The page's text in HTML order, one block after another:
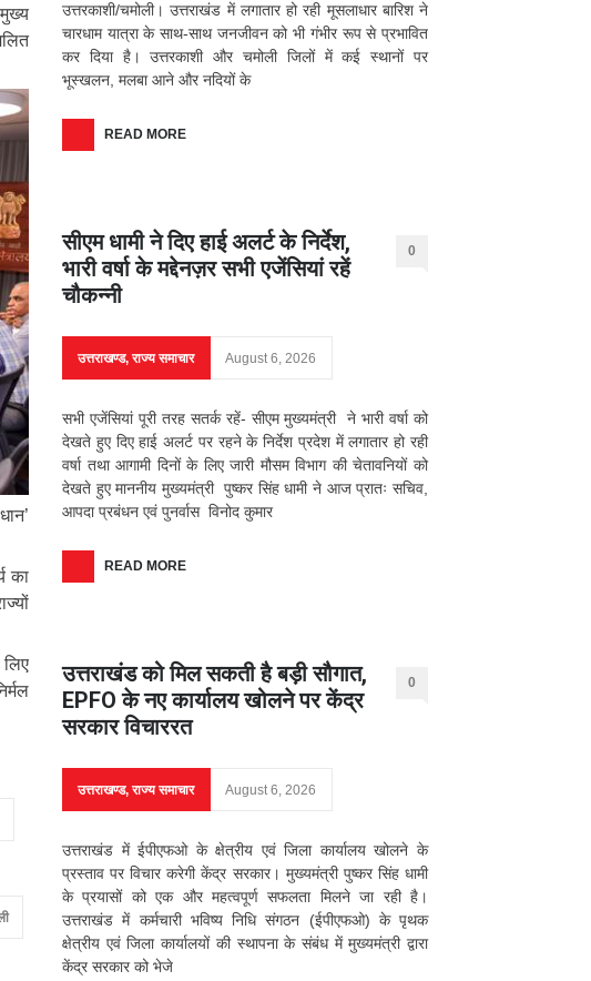
का
उत्तरकाशी/चमोली। उत्तराखंड में लगातार हो रही मूसलाधार बारिश ने
चारधाम यात्रा के साथ-साथ जनजीवन को भी गंभीर रूप से प्रभावित
कर दिया है। उत्तरकाशी और चमोली जिलों में कई स्थानों पर
भूस्खलन, मलबा आने और नदियों के
READ MORE
सीएम धामी ने दिए हाई अलर्ट के निर्देश,
भारी वर्षा के मद्देनज़र सभी एजेंसियां रहें
चौकन्नी
0
उत्तराखण्ड,राज्य समाचार August 6, 2026
सभी एजेंसियां पूरी तरह सतर्क रहें- सीएम मुख्यमंत्री ने भारी वर्षा को
देखते हुए दिए हाई अलर्ट पर रहने के निर्देश प्रदेश में लगातार हो रही
वर्षा तथा आगामी दिनों के लिए जारी मौसम विभाग की चेतावनियों को
देखते हुए माननीय मुख्यमंत्री पुष्कर सिंह धामी ने आज प्रातः सचिव,
आपदा प्रबंधन एवं पुनर्वास विनोद कुमार
READ MORE
उत्तराखंड को मिल सकती है बड़ी सौगात,
EPFO के नए कार्यालय खोलने पर केंद्र
सरकार विचाररत
0
उत्तराखण्ड,राज्य समाचार August 6, 2026
उत्तराखंड में ईपीएफओ के क्षेत्रीय एवं जिला कार्यालय खोलने के
प्रस्ताव पर विचार करेगी केंद्र सरकार। मुख्यमंत्री पुष्कर सिंह धामी
के प्रयासों को एक और महत्वपूर्ण सफलता मिलने जा रही है।
उत्तराखंड में कर्मचारी भविष्य निधि संगठन (ईपीएफओ) के पृथक
क्षेत्रीय एवं जिला कार्यालयों की स्थापना के संबंध में मुख्यमंत्री द्वारा
केंद्र सरकार को भेजे